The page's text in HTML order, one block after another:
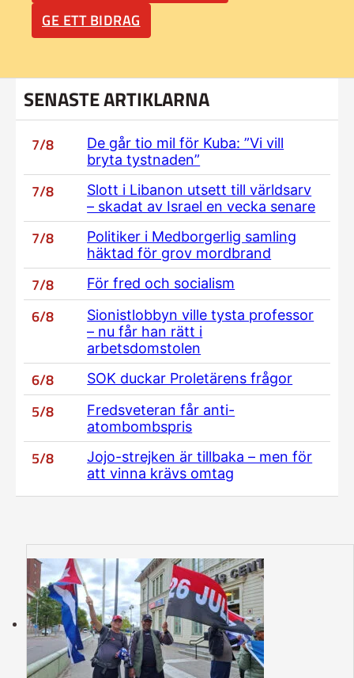
GE ETT BIDRAG
SENASTE ARTIKLARNA
7/8
De går tio mil för Kuba: ”Vi vill
bryta tystnaden”
7/8
Slott i Libanon utsett till världsarv
– skadat av Israel en vecka senare
7/8
Politiker i Medborgerlig samling
häktad för grov mordbrand
7/8 För fred och socialism
6/8
Sionistlobbyn ville tysta professor
– nu får han rätt i
arbetsdomstolen
6/8 SOK duckar Proletärens frågor
5/8
Fredsveteran får anti-
atombombspris
5/8
Jojo-strejken är tillbaka – men för
att vinna krävs omtag